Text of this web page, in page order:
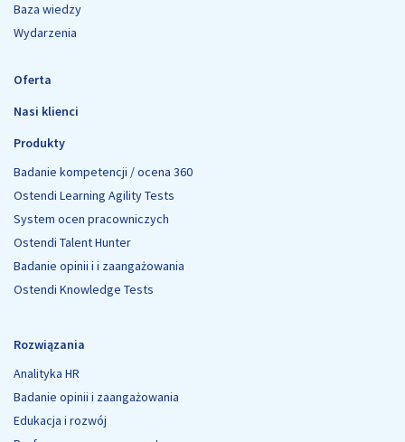
Baza wiedzy
Wydarzenia
Oferta
Nasi klienci
Produkty
Badanie kompetencji / ocena 360
Ostendi Learning Agility Tests
System ocen pracowniczych
Ostendi Talent Hunter
Badanie opinii i i zaangażowania
Ostendi Knowledge Tests
Rozwiązania
Analityka HR
Badanie opinii i zaangażowania
Edukacja i rozwój